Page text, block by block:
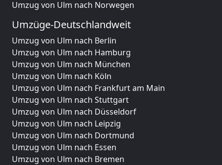
Umzug von Ulm nach Norwegen
Umzüge-Deutschlandweit
Umzug von Ulm nach Berlin
Umzug von Ulm nach Hamburg
Umzug von Ulm nach München
Umzug von Ulm nach Köln
Umzug von Ulm nach Frankfurt am Main
Umzug von Ulm nach Stuttgart
Umzug von Ulm nach Düsseldorf
Umzug von Ulm nach Leipzig
Umzug von Ulm nach Dortmund
Umzug von Ulm nach Essen
Umzug von Ulm nach Bremen